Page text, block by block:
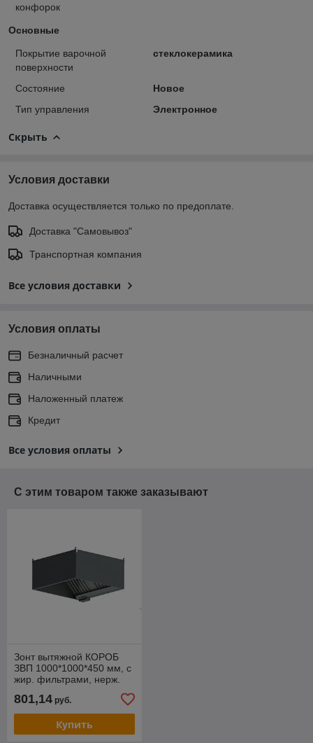
конфорок
Основные
Покрытие варочной
поверхности
стеклокерамика
Состояние
Новое
Тип управления
Электронное
Скрыть
Условия доставки
Доставка осуществляется только по предоплате.
Доставка "Самовывоз"
Транспортная компания
Все условия доставки
Условия оплаты
Безналичный расчет
Наличными
Наложенный платеж
Кредит
Все условия оплаты
С этим товаром также заказывают
Зонт вытяжной КОРОБ
ЗВП 1000*1000*450 мм, с
жир. фильтрами, нерж.
801,14 руб.
Купить